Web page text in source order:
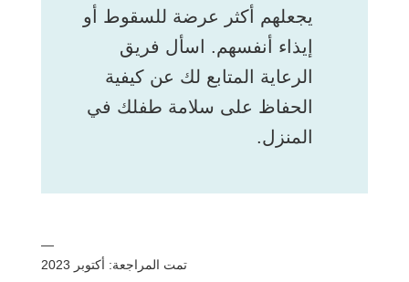
يجعلهم أكثر عرضة للسقوط أو
إيذاء أنفسهم. اسأل فريق
الرعاية المتابع لك عن كيفية
الحفاظ على سلامة طفلك في
المنزل.
—
تمت المراجعة: أكتوبر 2023